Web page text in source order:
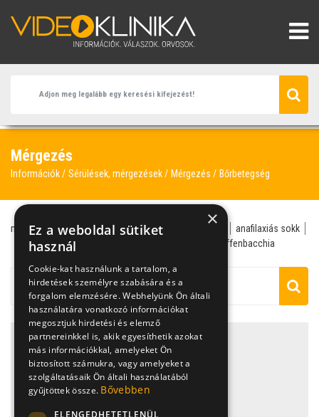
Mérgezés
Információk Sérülések, mérgezések Mérgezés Bőrbetegség
mérgezés gomba allergiás roham
anafilaxiás sokk
árvíz
bélférgesség dieffenbacchia
×
Ez a weboldal sütiket
használ
Cookie-kat használunk a tartalom, a
hirdetések személyre szabására és a
forgalom elemzésére. Webhelyünk Ön általi
használatára vonatkozó információkat
megosztjuk hirdetési és elemző
partnereinkkel is, akik egyesíthetik azokat
más információkkal, amelyeket Ön
biztosított számukra, vagy amelyeket a
szolgáltatásaik Ön általi használatából
gyűjtöttek össze. Bővebben
ELENGEDHETETLENÜL